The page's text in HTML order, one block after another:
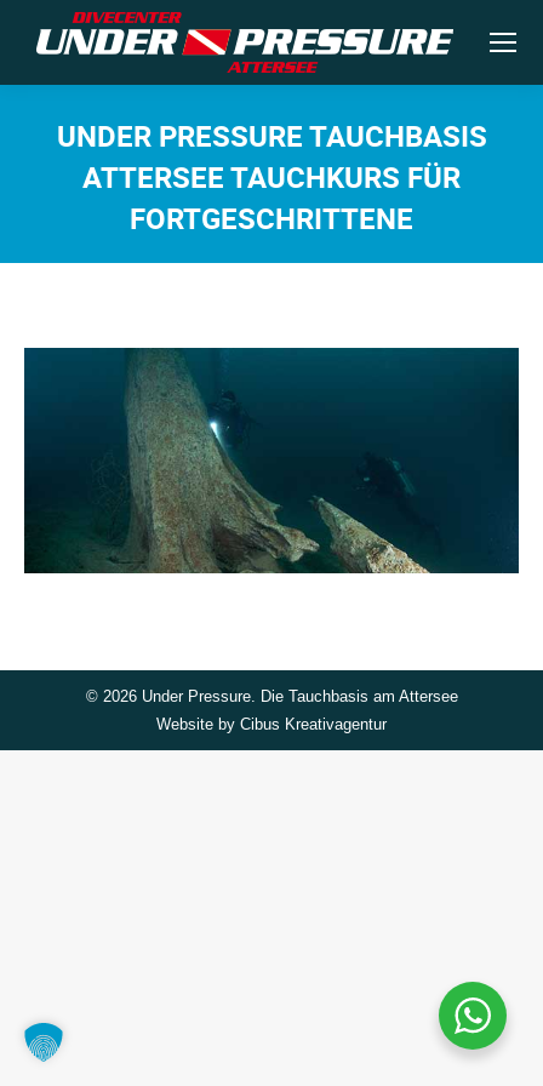
UNDER PRESSURE TAUCHBASIS
ATTERSEE TAUCHKURS FÜR
FORTGESCHRITTENE
© 2026 Under Pressure. Die Tauchbasis am Attersee
Website by Cibus Kreativagentur